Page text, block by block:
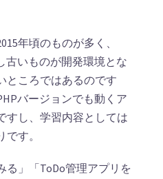
年頃のものが多く、
古いものが開発環境とな
ところではあるのです
バージョンでも動くア
すし、学習内容としては
す。
る」「ToDo管理アプリを